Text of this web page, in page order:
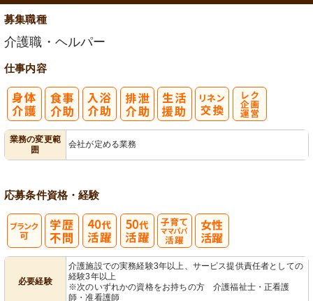
募集職種
介護職・ヘルパー
仕事内容
業務の変更範
囲
会社が定める業務
応募条件資格・経験
必要経験
介護施設での実務経験3年以上、サービス提供責任者としての
経験3年以上
※次のいずれかの資格をお持ちの方 介護福祉士・正看護
師・准看護師